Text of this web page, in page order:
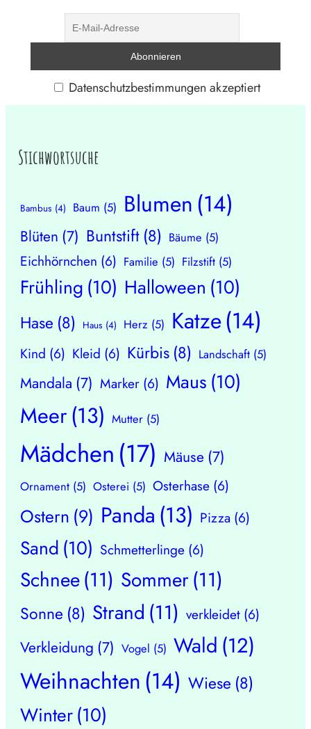
Datenschutzbestimmungen akzeptiert
Stichwortsuche
Bambus (4) Baum (5) Blumen(14)
Blüten (7) Buntstift (8) Bäume (5)
Eichhörnchen (6) Familie (5) Filzstift (5)
Frühling (10) Halloween (10)
Hase (8) Haus (4) Herz (5) Katze(14)
Kind (6) Kleid (6) Kürbis (8) Landschaft (5)
Mandala (7) Marker (6) Maus (10)
Meer(13) Mutter (5)
Mädchen (17) Mäuse (7)
Ornament (5) Osterei (5) Osterhase (6)
Ostern (9) Panda (13) Pizza (6)
Sand (10) Schmetterlinge (6)
Schnee(11) Sommer(11)
Sonne (8) Strand (11) verkleidet (6)
Verkleidung (7) Vogel (5) Wald (12)
Weihnachten(14) Wiese (8)
Winter(10)